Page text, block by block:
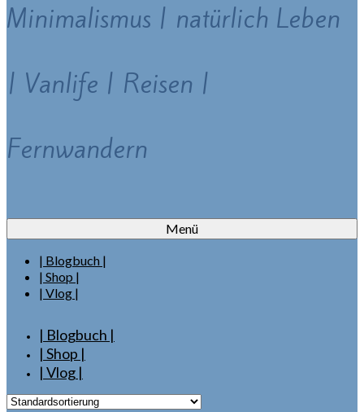
Minimalismus | natürlich Leben
| Vanlife | Reisen |
Fernwandern
Menü
| Blogbuch |
| Shop |
| Vlog |
| Blogbuch |
| Shop |
| Vlog |